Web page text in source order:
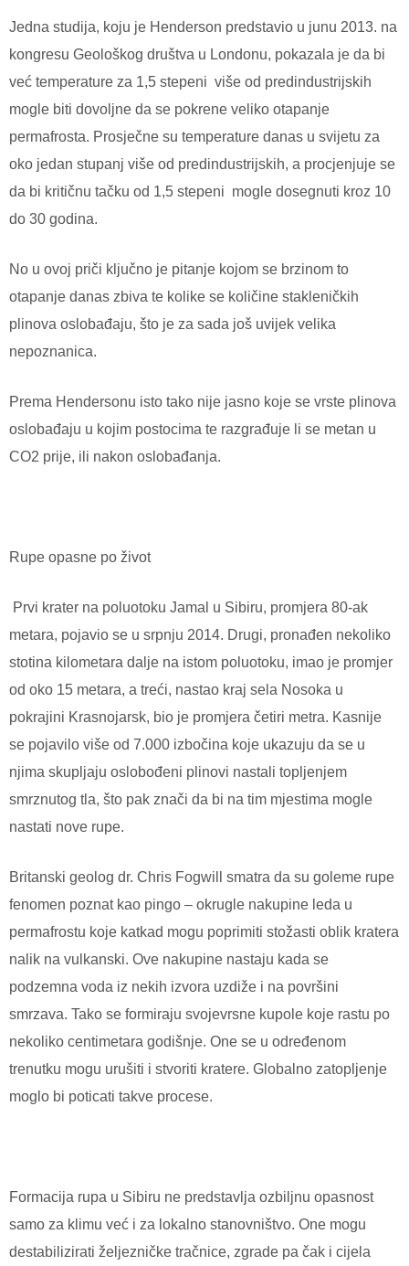
Jedna studija, koju je Henderson predstavio u junu 2013. na
kongresu Geološkog društva u Londonu, pokazala je da bi
već temperature za 1,5 stepeni više od predindustrijskih
mogle biti dovoljne da se pokrene veliko otapanje
permafrosta. Prosječne su temperature danas u svijetu za
oko jedan stupanj više od predindustrijskih, a procjenjuje se
da bi kritičnu tačku od 1,5 stepeni mogle dosegnuti kroz 10
do 30 godina.
No u ovoj priči ključno je pitanje kojom se brzinom to
otapanje danas zbiva te kolike se količine stakleničkih
plinova oslobađaju, što je za sada još uvijek velika
nepoznanica.
Prema Hendersonu isto tako nije jasno koje se vrste plinova
oslobađaju u kojim postocima te razgrađuje li se metan u
CO2 prije, ili nakon oslobađanja.
Rupe opasne po život
Prvi krater na poluotoku Jamal u Sibiru, promjera 80-ak
metara, pojavio se u srpnju 2014. Drugi, pronađen nekoliko
stotina kilometara dalje na istom poluotoku, imao je promjer
od oko 15 metara, a treći, nastao kraj sela Nosoka u
pokrajini Krasnojarsk, bio je promjera četiri metra. Kasnije
se pojavilo više od 7.000 izbočina koje ukazuju da se u
njima skupljaju oslobođeni plinovi nastali topljenjem
smrznutog tla, što pak znači da bi na tim mjestima mogle
nastati nove rupe.
Britanski geolog dr. Chris Fogwill smatra da su goleme rupe
fenomen poznat kao pingo – okrugle nakupine leda u
permafrostu koje katkad mogu poprimiti stožasti oblik kratera
nalik na vulkanski. Ove nakupine nastaju kada se
podzemna voda iz nekih izvora uzdiže i na površini
smrzava. Tako se formiraju svojevrsne kupole koje rastu po
nekoliko centimetara godišnje. One se u određenom
trenutku mogu urušiti i stvoriti kratere. Globalno zatopljenje
moglo bi poticati takve procese.
Formacija rupa u Sibiru ne predstavlja ozbiljnu opasnost
samo za klimu već i za lokalno stanovništvo. One mogu
destabilizirati željezničke tračnice, zgrade pa čak i cijela